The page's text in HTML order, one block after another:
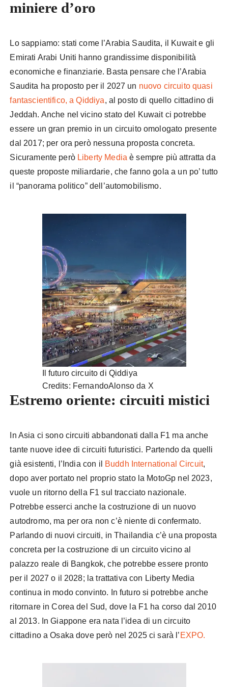
miniere d’oro
Lo sappiamo: stati come l’Arabia Saudita, il Kuwait e gli
Emirati Arabi Uniti hanno grandissime disponibilità
economiche e finanziarie. Basta pensare che l’Arabia
Saudita ha proposto per il 2027 un nuovo circuito quasi
fantascientifico, a Qiddiya, al posto di quello cittadino di
Jeddah. Anche nel vicino stato del Kuwait ci potrebbe
essere un gran premio in un circuito omologato presente
dal 2017; per ora però nessuna proposta concreta.
Sicuramente però Liberty Media è sempre più attratta da
queste proposte miliardarie, che fanno gola a un po’ tutto
il “panorama politico” dell’automobilismo.
Il futuro circuito di Qiddiya
Credits: FernandoAlonso da X
Estremo oriente: circuiti mistici
In Asia ci sono circuiti abbandonati dalla F1 ma anche
tante nuove idee di circuiti futuristici. Partendo da quelli
già esistenti, l’India con il
Buddh International Circuit,
dopo aver portato nel proprio stato la MotoGp nel 2023,
vuole un ritorno della F1 sul tracciato nazionale.
Potrebbe esserci anche la costruzione di un nuovo
autodromo, ma per ora non c’è niente di confermato.
Parlando di nuovi circuiti, in Thailandia c’è una proposta
concreta per la costruzione di un circuito vicino al
palazzo reale di Bangkok, che potrebbe essere pronto
per il 2027 o il 2028; la trattativa con Liberty Media
continua in modo convinto. In futuro si potrebbe anche
ritornare in Corea del Sud, dove la F1 ha corso dal 2010
al 2013. In Giappone era nata l’idea di un circuito
cittadino a Osaka dove però nel 2025 ci sarà l’ EXPO.